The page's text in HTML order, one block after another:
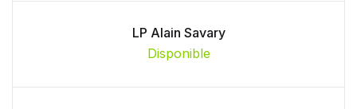
LP Alain Savary
Disponible